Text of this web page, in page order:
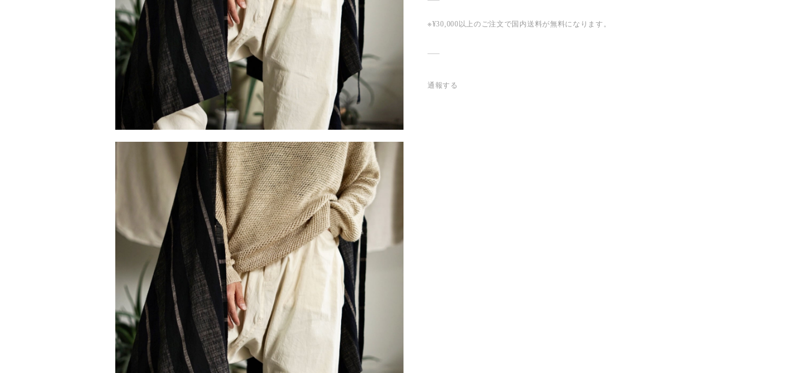
※¥30,000以上のご注文で国内送料が無料になります。
通報する